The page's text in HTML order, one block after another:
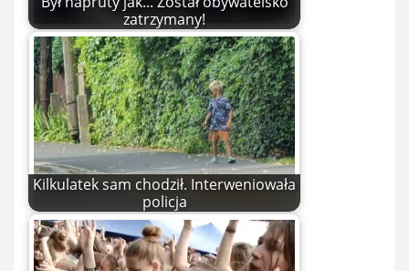
zatrzymany!
Kilkulatek sam chodził. Interweniowała
policja